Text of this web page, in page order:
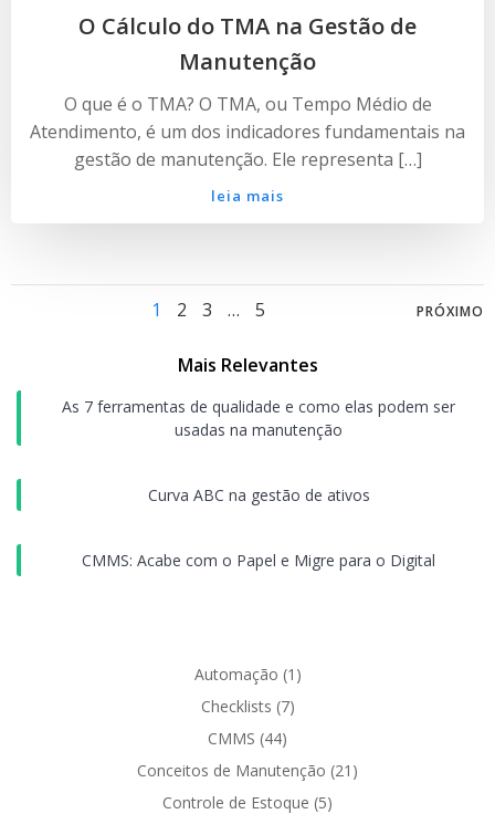
O Cálculo do TMA na Gestão de
Manutenção
O que é o TMA? O TMA, ou Tempo Médio de
Atendimento, é um dos indicadores fundamentais na
gestão de manutenção. Ele representa […]
leia mais
navigation
Page
1 Page
2 Page
3 … Page
5 PRÓXIMO
Mais Relevantes
As 7 ferramentas de qualidade e como elas podem ser
usadas na manutenção
Curva ABC na gestão de ativos
CMMS: Acabe com o Papel e Migre para o Digital
Automação (1)
Checklists (7)
CMMS (44)
Conceitos de Manutenção (21)
Controle de Estoque (5)